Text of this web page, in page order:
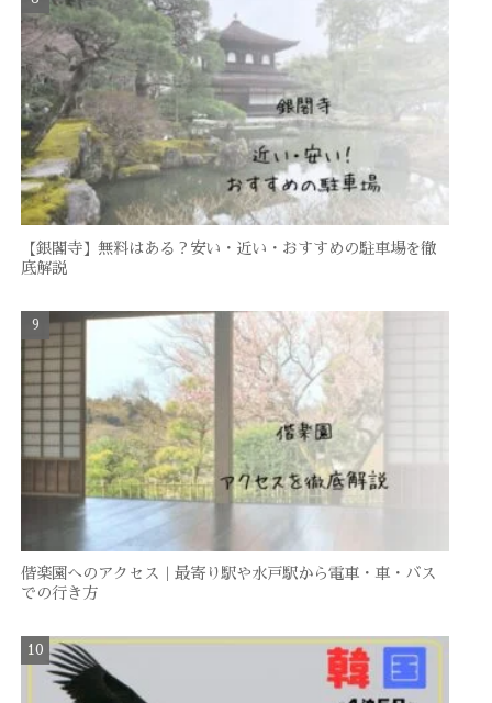
【銀閣寺】無料はある？安い・近い・おすすめの駐車場を徹
底解説
偕楽園へのアクセス｜最寄り駅や水戸駅から電車・車・バス
での行き方